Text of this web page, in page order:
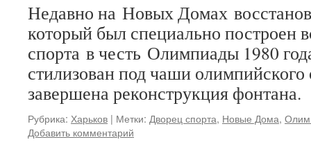
Недавно на Новых Домах
который был специально построен
спорта в честь Олимпиады 1980
стилизован под чаши олимпийского
завершена реконструкция фонтана.
Рубрика: Харьков | Метки: Дворец спорта, Новые Дома,
Добавить комментарий